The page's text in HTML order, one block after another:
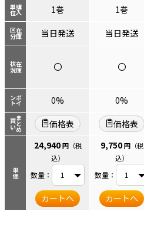
購入
単位
在庫
区分
在庫
状況
ポイ
ント
まとめ
買い
単価
1巻
1巻
当日発送
当日発送
〇 〇
0%
0%
価格表
価格表
24,940 円（税
込）
数量：
カートへ
9,750 円（税
込）
数量：
カートへ